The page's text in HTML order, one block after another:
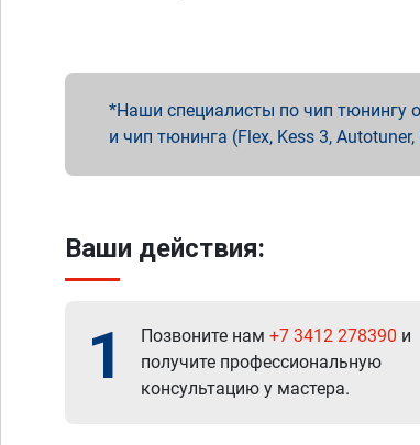
Наши специалисты по чип тюнингу
и чип тюнинга (Flex, Kess 3,
Ваши действия:
1 Позвоните нам +7 3412 278390 и
получите профессиональную
консультацию у мастера.